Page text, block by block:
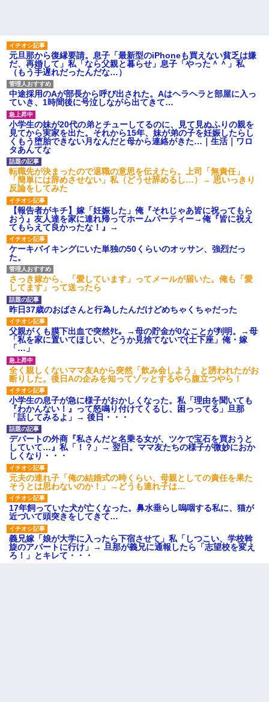
元旦那から復縁要請。息子「最新型のiPhoneも買えない貧乏は嫌
だ、再婚して」私「なら父親と暮らせ」息子「やった＾＾」私
（もう手遅れだったんだな…）
中途採用のAが部長から呼び出された。Aはヘラヘラと部屋に入っ
ていき、1時間後に号泣しながら出てきて…
小学生の妹が20代の弟とチューしてるのに、見て見ぬふりの親を
見てから実家を出た。それから15年、妹が弟の子を妊娠したらし
くもう堕胎できない月なんだと母から連絡がきた…｜生活｜ワロ
タあんてな
転職先が決まったので退職の意思を伝えたら。上司「無責任」
「簡単には辞めさせない」私（どうせ辞めるし…）→ 思いっきり
反論をしてみた
【報告者がキチ】嫁「妊娠した」俺『それじゃあ皆に祝ってもら
おう』友人達を家に連れ帰ってホームパーティー→俺『皆に祝え
てもらえて良かったな！』→
ケーキバイキングにいた単独の50くらいのオッサン、強烈だっ
た。
さっき嫁から、「愛しています」ってメールが届いた。俺も「愛
してます」って送ったら
昨日37歳のおばさんと行為したんだけどめちゃくちゃだった
父親がくも膜下出血で突然ﾀﾋ。→母の貯金が0なことが判明。→母
「私を家に置いてほしい、どうか見捨てないで(土下座」俺・嫁
「…」
全く親しくないママ友Aから突然「飲み会しよう」と誘われたがお
断りした。後日Aの企みを知ってゾッとするやら腹立つやら！
小学生の息子が急に様子がおかしくなった。私「理由を聞いても
『わかんない！』って怒鳴り付けてくるし、困っってる」旦那
「話してみるよ」→ 後日・・・
デパートの外商『私さんだと名乗る女が、ツケで宝石を買おうと
していて…』私「！？」→ 翌日。ママ友たちの様子が微妙におか
しくなり・・・
元夫の連れ子「俺の結婚式の時くらい、母親としての責任を果た
そうとは思わないのか！」→どうも連れ子は…
17年飼っていた犬が亡くなった。鼻水垂らし嗚咽する私に、猫が
近づいて頭突きをしてきて…
義兄嫁「娘が大学に入ったら下宿させて」私「しつこい、学校斡
旋のアパートに行け」→ 旦那が義兄に通報したら「志望校を変え
ろ！」とキレて・・・